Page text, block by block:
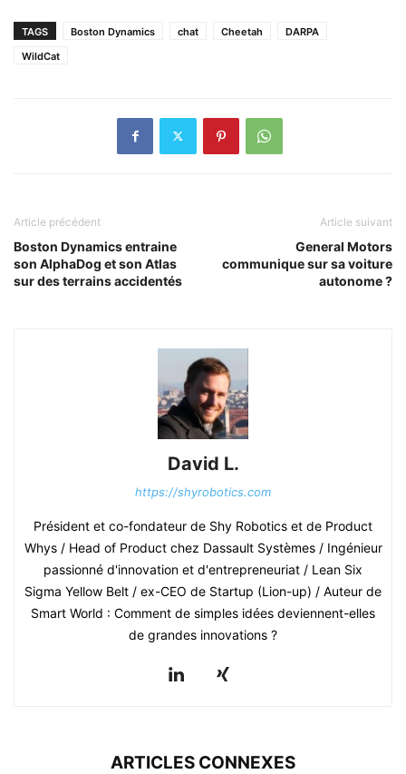
TAGS Boston Dynamics chat Cheetah
DARPA
WildCat
Article précédent
Boston Dynamics entraine
son AlphaDog et son Atlas
sur des terrains accidentés
Article suivant
General Motors
communique sur sa voiture
autonome ?
David L.
https://shyrobotics.com
Président et co-fondateur de Shy Robotics et de Product
Whys / Head of Product chez Dassault Systèmes / Ingénieur
passionné d'innovation et d'entrepreneuriat / Lean Six
Sigma Yellow Belt / ex-CEO de Startup (Lion-up) / Auteur de
Smart World : Comment de simples idées deviennent-elles
de grandes innovations ?
ARTICLES CONNEXES